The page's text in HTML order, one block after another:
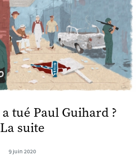
tué Paul Guihard ?
La suite
9 juin 2020